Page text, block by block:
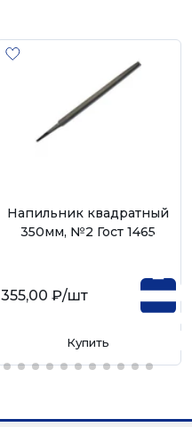
Напильник квадратный
350мм, №2 Гост 1465
355,00 ₽/шт
Купить